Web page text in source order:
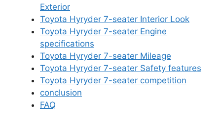
Exterior
Toyota Hyryder 7-seater Interior Look
Toyota Hyryder 7-seater Engine
specifications
Toyota Hyryder 7-seater Mileage
Toyota Hyryder 7-seater Safety features
Toyota Hyryder 7-seater competition
conclusion
FAQ